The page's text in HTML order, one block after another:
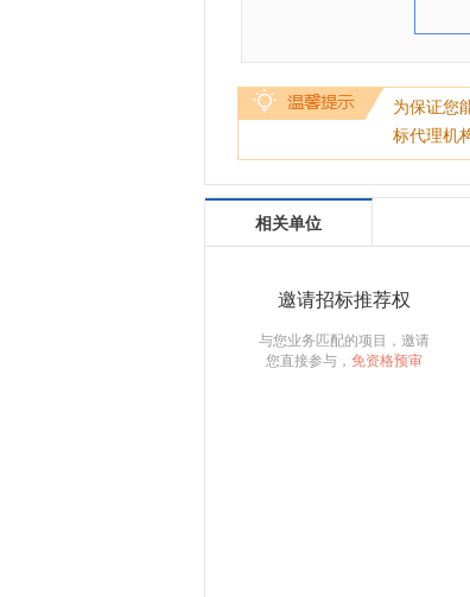
为保证您
标代理机
相关单位
邀请招标推荐权
与您业务匹配的项目，邀请
您直接参与， 免资格预审